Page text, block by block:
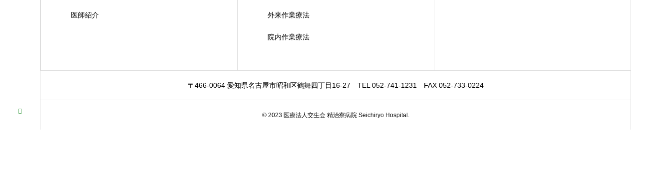
医師紹介 外来作業療法
院内作業療法
〒466-0064 愛知県名古屋市昭和区鶴舞四丁目16-27 TEL 052-741-1231 FAX 052-733-0224
© 2023 医療法人交生会 精治寮病院 Seichiryo Hospital.